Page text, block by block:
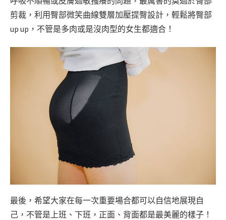
剪裁，利用臀部微笑曲線雙層加壓提臀設計，輕鬆將臀部
up up，不管是多肉或是沒肉型的女生都適合！
最後，希望大家在每一次重要場合都可以自信地展現自
己，不管是上班、下班，正面、背面都是最美麗的樣子！